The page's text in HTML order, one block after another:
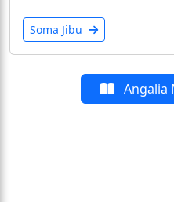
Soma Jibu
Angalia